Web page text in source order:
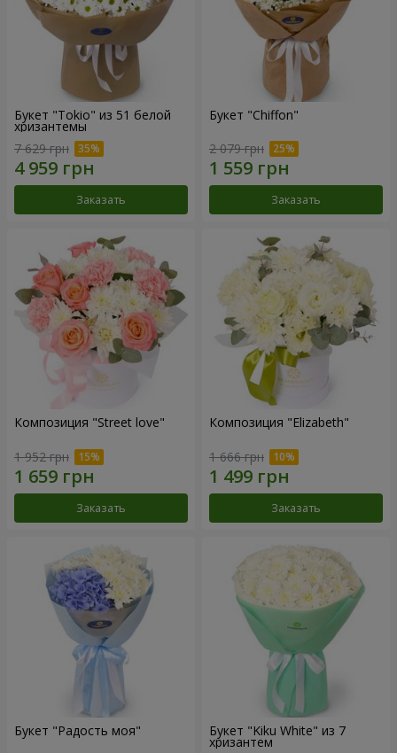
Букет "Tokio" из 51 белой
хризантемы
7 629 грн
Заказать
Букет "Chiffon"
2 079 грн
Заказать
Композиция "Street love"
1 952 грн
Заказать
Композиция "Elizabeth"
1 666 грн
Заказать
Букет "Радость моя" Букет "Kiku White" из 7
хризантем